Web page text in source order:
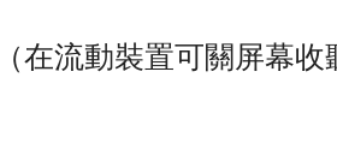
在流動裝置可關屏幕收